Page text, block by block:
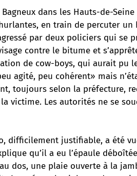
dans les Hauts-de-
en train de percuter un
par deux policiers qui se
contre le bitume et
de cow-boys, qui aurait pu
agité, peu cohérent» mais
toujours selon la préfecture,
victime. Les autorités ne se
difficilement justifiable, a été
qu’il a eu l’épaule
dos, une plaie ouverte à la